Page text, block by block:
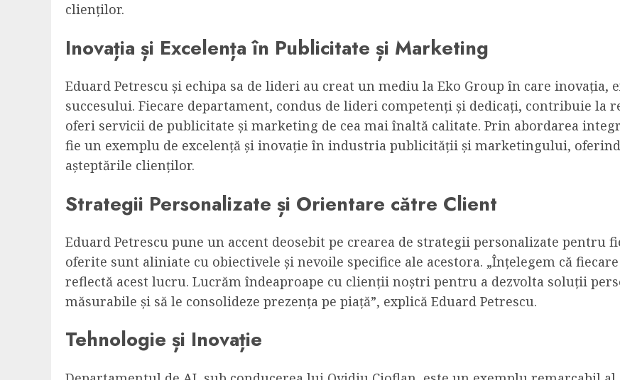
clienților.
Inovația și Excelența în Publicitate și Marketing
Eduard Petrescu și echipa sa de lideri au creat un mediu la Eko Group în care inovația,
succesului. Fiecare departament, condus de lideri competenți și dedicați, contribuie la
oferi servicii de publicitate și marketing de cea mai înaltă calitate. Prin abordarea
fie un exemplu de excelență și inovație în industria publicității și marketingului, oferind
așteptările clienților.
Strategii Personalizate și Orientare către Client
Eduard Petrescu pune un accent deosebit pe crearea de strategii personalizate pentru
oferite sunt aliniate cu obiectivele și nevoile specifice ale acestora. „Înțelegem că
reflectă acest lucru. Lucrăm îndeaproape cu clienții noștri pentru a dezvolta soluții
măsurabile și să le consolideze prezența pe piață”, explică Eduard Petrescu.
Tehnologie și Inovație